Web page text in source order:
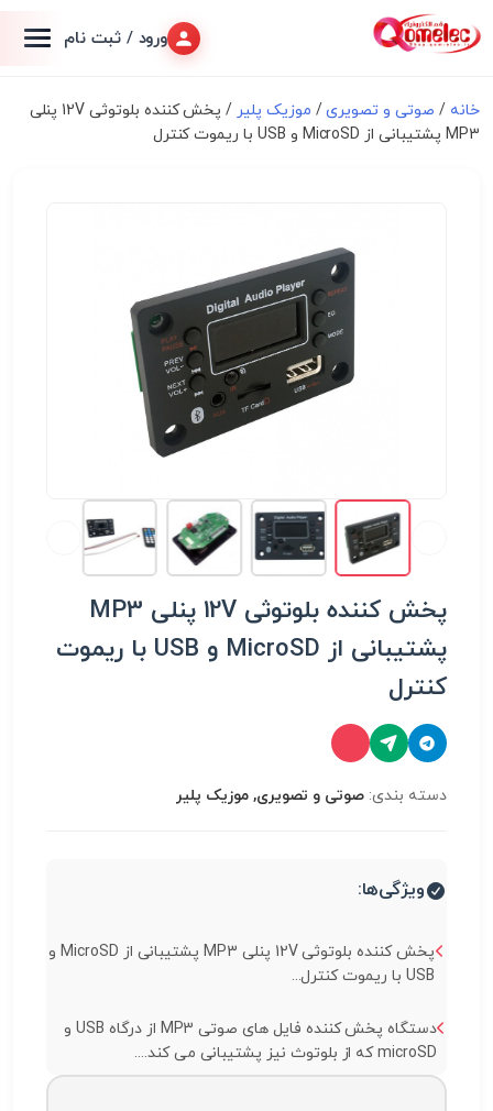
ورود / ثبت نام
خانه / صوتی و تصویری/ موزیک پلیر
/ پخش کننده بلوتوثی 12V پنلی
MP3 پشتیبانی از MicroSD و USB با ریموت کنترل
پخش کننده بلوتوثی 12V پنلی MP3
پشتیبانی از MicroSD و USB با ریموت
کنترل
دسته بندی: صوتی و تصویری, موزیک پلیر
ویژگی‌ها:
پخش کننده بلوتوثی 12V پنلی MP3 پشتیبانی از MicroSD و
USB با ریموت کنترل...
دستگاه پخش کننده فایل های صوتی MP3 از درگاه USB و
microSD که از بلوتوث نیز پشتیبانی می کند....